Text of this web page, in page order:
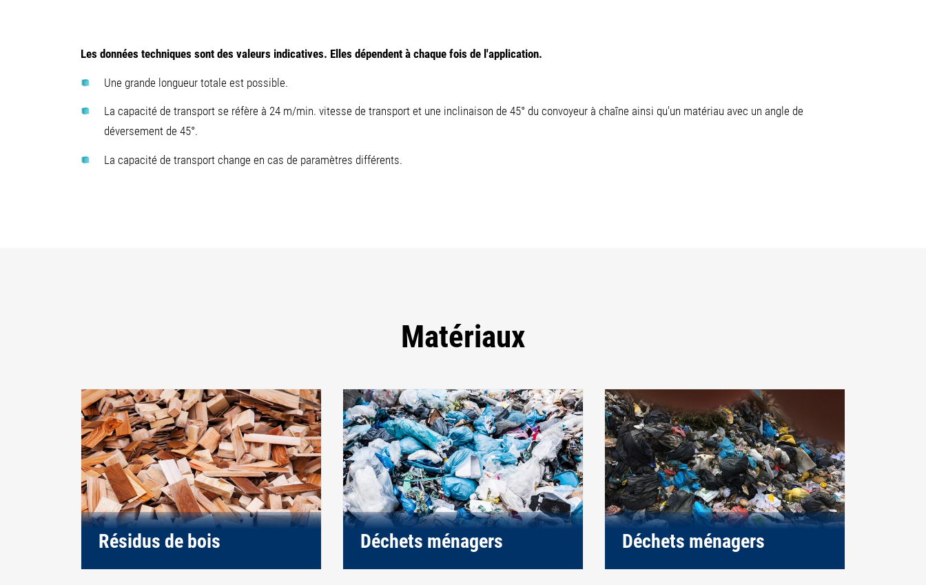
Les données techniques sont des valeurs indicatives. Elles dépendent à chaque fois de l'application.
Une grande longueur totale est possible.
La capacité de transport se réfère à 24 m/min. vitesse de transport et une inclinaison de 45° du convoyeur à chaîne ainsi qu'un matériau avec un angle de
déversement de 45°.
La capacité de transport change en cas de paramètres différents.
Matériaux
Résidus de bois Déchets ménagers Déchets ménagers